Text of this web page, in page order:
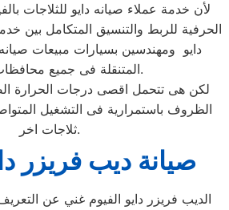
لأن خدمة عملاء صيانه دايو للثلاجات
الحرفية للربط والتنسيق المتكامل بين
دايو ومهندسين بسيارات مبيعات
المتنقلة فى جميع محافظات الفيوم.
لكن هى تتحمل اقصى درجات الحرارة
الظروف باستمرارية فى التشغيل
ثلاجات اخر.
صيانة ديب فريزر
الديب فريزر دايو الفيوم غني عن